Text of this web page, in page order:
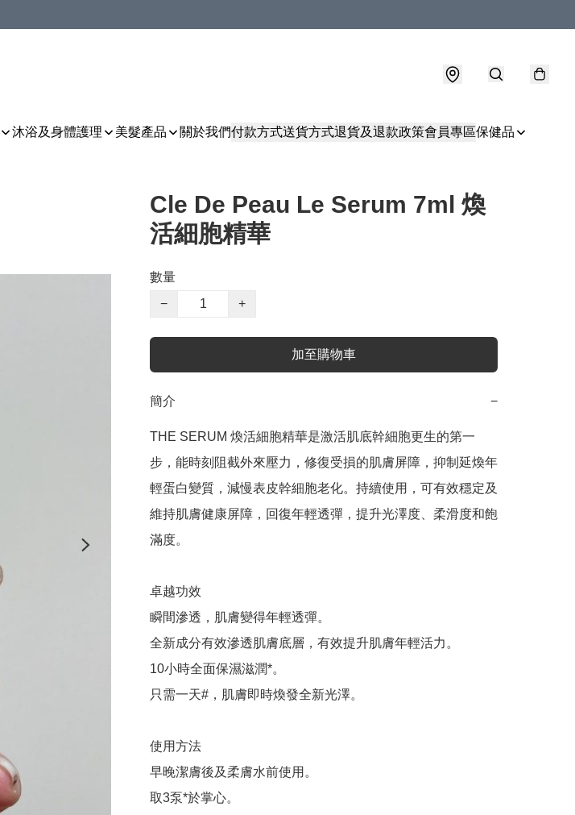
沐浴及身體護理 美髮產品 關於我們付款方式送貨方式退貨及退款政策會員專區保健品
Cle De Peau Le Serum 7ml 煥
活細胞精華
數量
−
+
加至購物車
簡介 −
THE SERUM 煥活細胞精華是激活肌底幹細胞更生的第一
步，能時刻阻截外來壓力，修復受損的肌膚屏障，抑制延煥年
輕蛋白變質，減慢表皮幹細胞老化。​持續使用，可有效穩定及
維持肌膚健康屏障，回復年輕透彈，提升光澤度、柔滑度和飽
滿度。
卓越功效
瞬間滲透，肌膚變得年輕透彈。
全新成分有效滲透肌膚底層，有效提升肌膚年輕活力。
10小時全面保濕滋潤*。
只需一天#，肌膚即時煥發全新光澤。
使用方法
早晚潔膚後及柔膚水前使用。
取3泵*於掌心。